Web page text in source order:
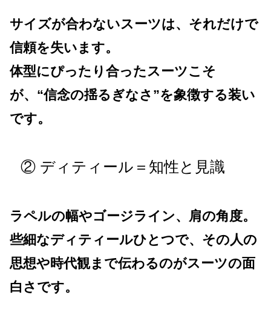
サイズが合わないスーツは、それだけで
信頼を失います。
体型にぴったり合ったスーツこそ
が、“信念の揺るぎなさ”を象徴する装い
です。
② ディティール＝知性と見識
ラペルの幅やゴージライン、肩の角度。
些細なディティールひとつで、その人の
思想や時代観まで伝わるのがスーツの面
白さです。